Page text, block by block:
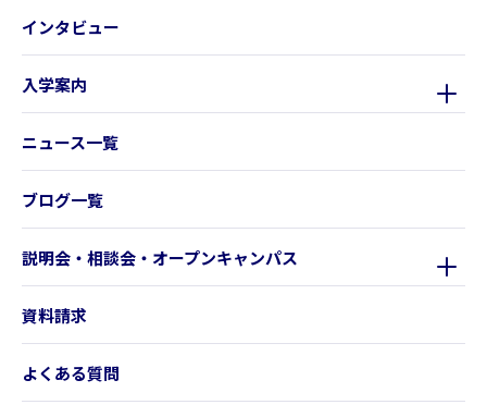
インタビュー
入学案内
ニュース一覧
ブログ一覧
説明会・相談会・オープンキャンパス
資料請求
よくある質問